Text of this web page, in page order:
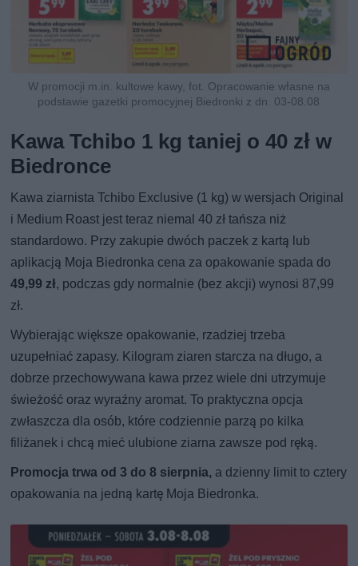
W promocji m.in. kultowe kawy, fot. Opracowanie własne na
podstawie gazetki promocyjnej Biedronki z dn. 03-08.08
Kawa Tchibo 1 kg taniej o 40 zł w
Biedronce
Kawa ziarnista Tchibo Exclusive (1 kg) w wersjach Original
i Medium Roast jest teraz niemal 40 zł tańsza niż
standardowo. Przy zakupie dwóch paczek z kartą lub
aplikacją Moja Biedronka cena za opakowanie spada do
49,99 zł, podczas gdy normalnie (bez akcji) wynosi 87,99
zł.
Wybierając większe opakowanie, rzadziej trzeba
uzupełniać zapasy. Kilogram ziaren starcza na długo, a
dobrze przechowywana kawa przez wiele dni utrzymuje
świeżość oraz wyraźny aromat. To praktyczna opcja
zwłaszcza dla osób, które codziennie parzą po kilka
filiżanek i chcą mieć ulubione ziarna zawsze pod ręką.
Promocja trwa od 3 do 8 sierpnia, a dzienny limit to cztery
opakowania na jedną kartę Moja Biedronka.